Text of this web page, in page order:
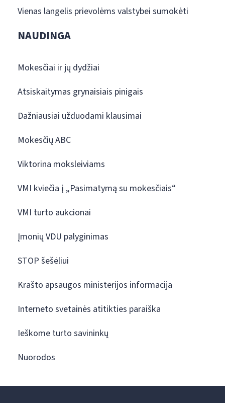
Vienas langelis prievolėms valstybei sumokėti
NAUDINGA
Mokesčiai ir jų dydžiai
Atsiskaitymas grynaisiais pinigais
Dažniausiai užduodami klausimai
Mokesčių ABC
Viktorina moksleiviams
VMI kviečia į „Pasimatymą su mokesčiais“
VMI turto aukcionai
Įmonių VDU palyginimas
STOP šešėliui
Krašto apsaugos ministerijos informacija
Interneto svetainės atitikties paraiška
Ieškome turto savininkų
Nuorodos